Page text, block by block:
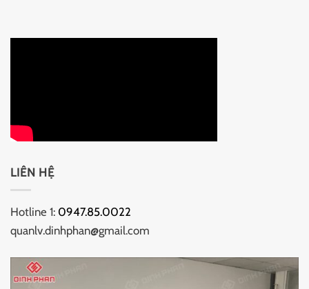
LIÊN HỆ
Hotline 1: 0947.85.0022
quanlv.dinhphan@gmail.com